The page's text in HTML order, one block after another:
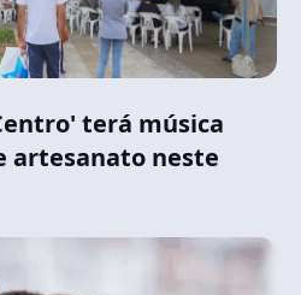
terá música
artesanato neste